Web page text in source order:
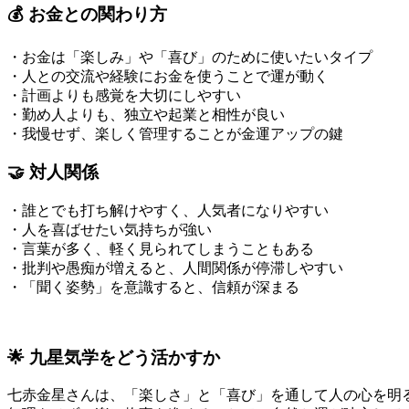
💰 お金との関わり方
・お金は「楽しみ」や「喜び」のために使いたいタイプ
・人との交流や経験にお金を使うことで運が動く
・計画よりも感覚を大切にしやすい
・勤め人よりも、独立や起業と相性が良い
・我慢せず、楽しく管理することが金運アップの鍵
🤝 対人関係
・誰とでも打ち解けやすく、人気者になりやすい
・人を喜ばせたい気持ちが強い
・言葉が多く、軽く見られてしまうこともある
・批判や愚痴が増えると、人間関係が停滞しやすい
・「聞く姿勢」を意識すると、信頼が深まる
🌟 九星気学をどう活かすか
七赤金星さんは、「楽しさ」と「喜び」を通して人の心を明